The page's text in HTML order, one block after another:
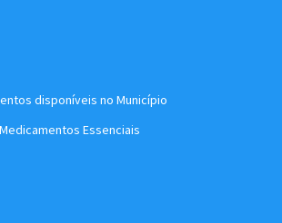
disponíveis no Município
Essenciais